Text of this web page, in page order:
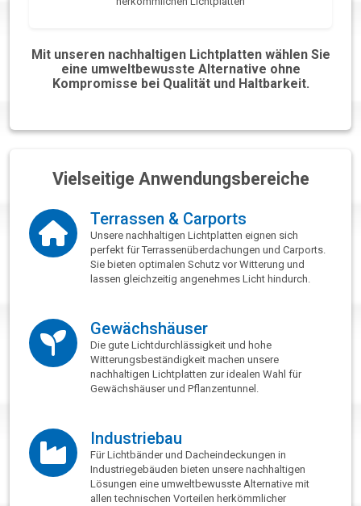
Mit unseren nachhaltigen Lichtplatten wählen Sie
eine umweltbewusste Alternative ohne
Kompromisse bei Qualität und Haltbarkeit.
Vielseitige Anwendungsbereiche
Terrassen & Carports
Unsere nachhaltigen Lichtplatten eignen sich
perfekt für Terrassenüberdachungen und Carports.
Sie bieten optimalen Schutz vor Witterung und
lassen gleichzeitig angenehmes Licht hindurch.
Gewächshäuser
Die gute Lichtdurchlässigkeit und hohe
Witterungsbeständigkeit machen unsere
nachhaltigen Lichtplatten zur idealen Wahl für
Gewächshäuser und Pflanzentunnel.
Industriebau
Für Lichtbänder und Dacheindeckungen in
Industriegebäuden bieten unsere nachhaltigen
Lösungen eine umweltbewusste Alternative mit
allen technischen Vorteilen herkömmlicher